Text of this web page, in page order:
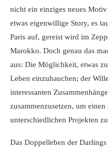
nicht ein einziges neues
etwas eigenwillige Story, es
Paris auf, gereist wird im
Marokko. Doch genau das
aus: Die Möglichkeit, etwas
Leben einzuhauchen; der
interessanten
zusammenzusetzen, um
unterschiedlichen Projekten
Das Doppelleben der